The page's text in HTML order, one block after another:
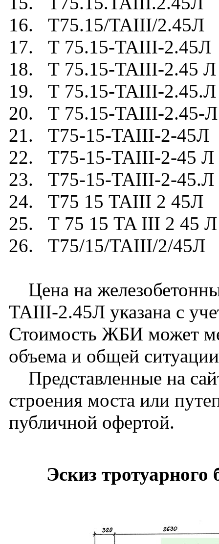
16. Т75.15/TAIII/2.45Л
17. Т 75.15-TAIII-2.45Л
18. Т 75.15-TAIII-2.45 Л
19. Т 75.15-TAIII-2.45.Л
20. Т 75.15-TAIII-2.45-Л
21. Т75-15-TAIII-2-45Л
22. Т75-15-TAIII-2-45 Л
23. Т75-15-TAIII-2-45.Л
24. Т75 15 TAIII 2 45Л
25. Т 75 15 TA III 2 45 Л
26. Т75/15/TAIII/2/45Л
Цена на
TAIII-2.45Л указана с
Стоимость ЖБИ может
объема и общей
Представленные на
строения моста или
публичной офертой.
Эскиз